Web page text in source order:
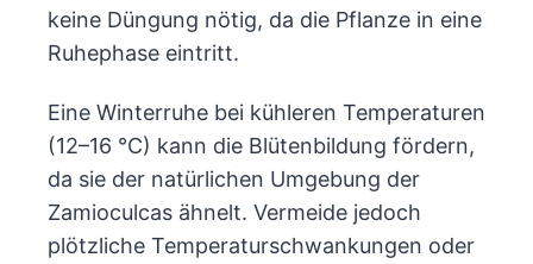
keine Düngung nötig, da die Pflanze in eine
Ruhephase eintritt.
Eine Winterruhe bei kühleren Temperaturen
(12–16 °C) kann die Blütenbildung fördern,
da sie der natürlichen Umgebung der
Zamioculcas ähnelt. Vermeide jedoch
plötzliche Temperaturschwankungen oder